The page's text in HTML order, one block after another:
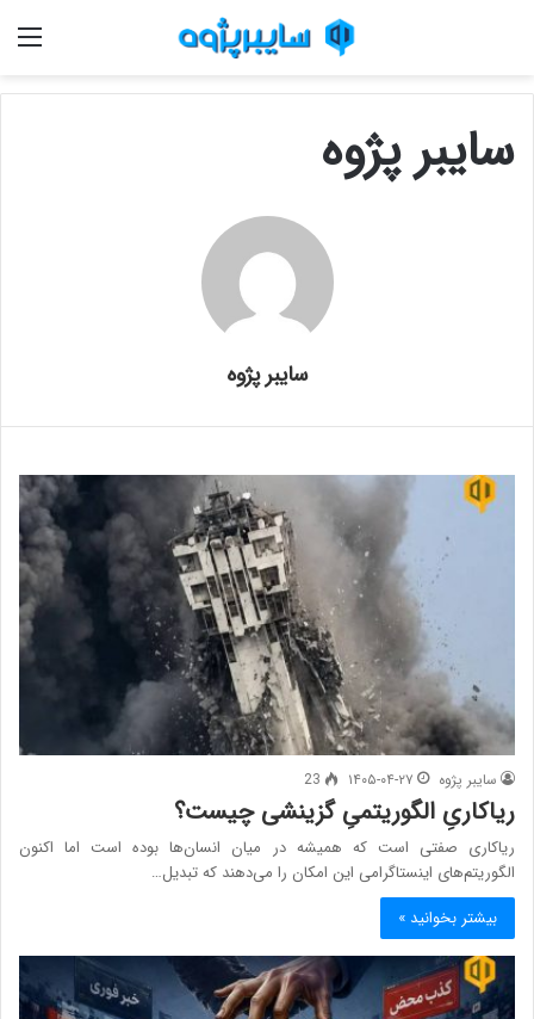
سایبر پژوه
سایبر پژوه
سایبر پژوه ۱۴۰۵-۰۴-۲۷ 23
ریاکاریِ الگوریتمیِ گزینشی چیست؟
ریاکاری صفتی است که همیشه در میان انسان‌ها بوده است اما اکنون
الگوریتم‌های اینستاگرامی این امکان را می‌دهند که تبدیل…
بیشتر بخوانید »